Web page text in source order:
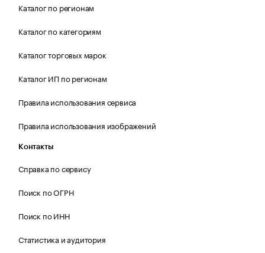
Каталог по регионам
Каталог по категориям
Каталог торговых марок
Каталог ИП по регионам
Правила использования сервиса
Правила использования изображений
Контакты
Справка по сервису
Поиск по ОГРН
Поиск по ИНН
Статистика и аудитория